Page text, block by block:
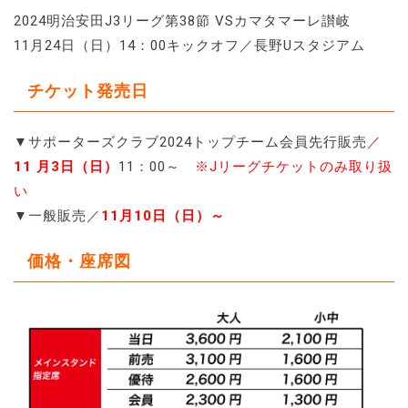
2024明治安田J3リーグ第38節 VSカマタマーレ讃岐
11月24日（日）14：00キックオフ／長野Uスタジアム
チケット発売日
▼サポーターズクラブ2024トップチーム会員先行販売 ／
11 月3日（日） 11：00～
※Jリーグチケットのみ取り扱
い
▼一般販売／ 11月10日（日）～
価格・座席図